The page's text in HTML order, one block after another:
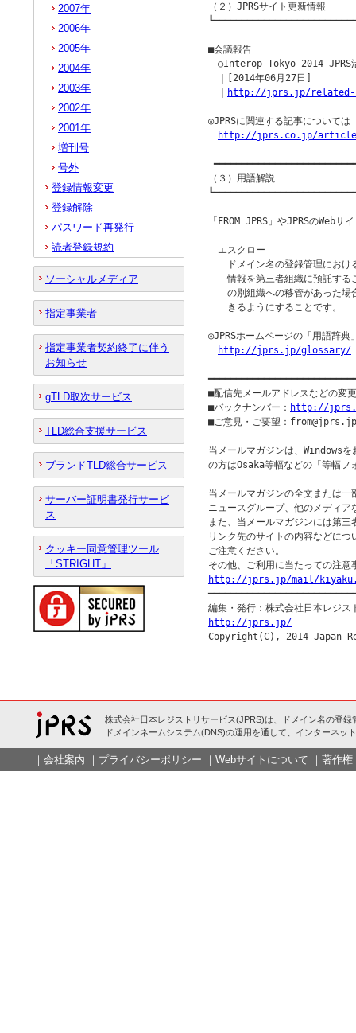
（２）JPRSサイト更新情報
■会議報告
○Interop Tokyo 2014 JPRS
｜[2014年06月27日]
http://jprs.jp/related-
◎JPRSに関連する記事について
http://jprs.co.jp/
（３）用語解説
「FROM JPRS」やJPRSのWeb
エスクロー
ドメイン名の登録管理におけ
情報を第三者組織に預託する
の別組織への移管があった場
きるようにすることです。
◎JPRSホームページの「用語辞典
http://jprs.jp/glossary/
■配信先メールアドレスなどの変
■バックナンバー： http://
■ご意見・ご要望：from@jprs.jp
当メールマガジンは、Windows
の方はOsaka等幅などの「等幅フ
当メールマガジンの全文または
ニュースグループ、他のメディ
また、当メールマガジンには第
リンク先のサイトの内容などに
ご注意ください。
http://jprs.jp/mail/
http://jprs.jp/
Copyright(C), 2014 Japan
2007年
2006年
2005年
2004年
2003年
2002年
2001年
増刊号
号外
登録情報変更
登録解除
パスワード再発行
読者登録規約
ソーシャルメディア
指定事業者
指定事業者契約終了に伴う
お知らせ
gTLD取次サービス
TLD総合支援サービス
ブランドTLD総合サービス
サーバー証明書発行サービ
ス
クッキー同意管理ツール
「STRIGHT」
株式会社日本レジストリサービス(JPRS)は、ドメイン名の登録
ドメインネームシステム(DNS)の運用を通して、インターネッ
｜ 会社案内 ｜ プライバシーポリシー ｜ Webサイトについて ｜ 著作権